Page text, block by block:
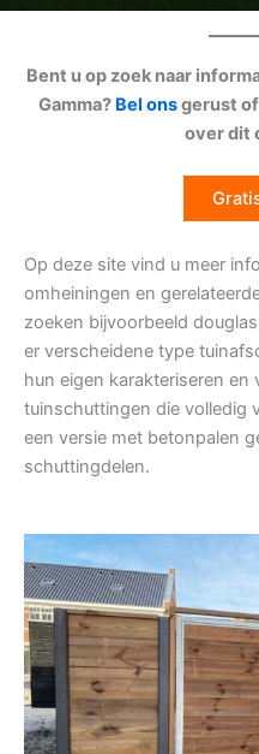
Bent u op zoek naar
Gamma? Bel onsgerust
over dit
Op deze site vind u meer
omheiningen en
zoeken bijvoorbeeld
er verscheidene type
hun eigen karakteriseren en
tuinschuttingen die volledig
een versie met betonpalen
schuttingdelen.